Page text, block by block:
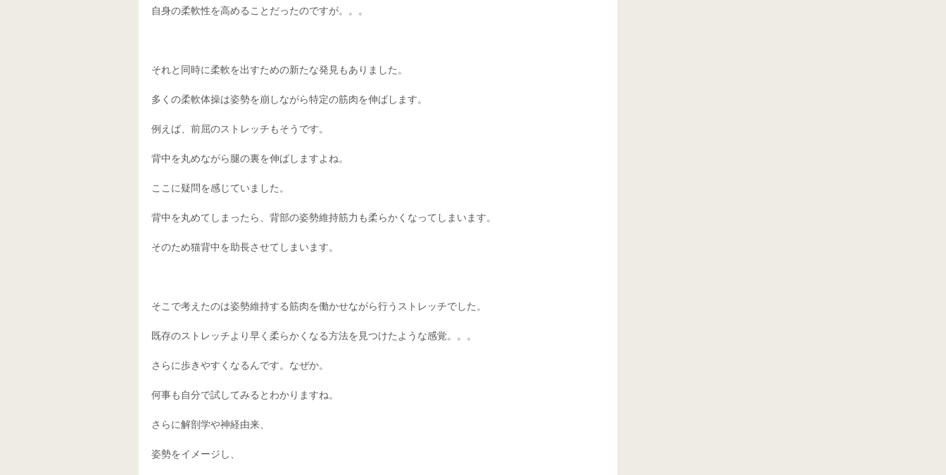
自身の柔軟性を高めることだったのですが。。。
それと同時に柔軟を出すための新たな発見もありました。
多くの柔軟体操は姿勢を崩しながら特定の筋肉を伸ばします。
例えば、前屈のストレッチもそうです。
背中を丸めながら腿の裏を伸ばしますよね。
ここに疑問を感じていました。
背中を丸めてしまったら、背部の姿勢維持筋力も柔らかくなってしまいます。
そのため猫背中を助長させてしまいます。
そこで考えたのは姿勢維持する筋肉を働かせながら行うストレッチでした。
既存のストレッチより早く柔らかくなる方法を見つけたような感覚。。。
さらに歩きやすくなるんです。なぜか。
何事も自分で試してみるとわかりますね。
さらに解剖学や神経由来、
姿勢をイメージし、